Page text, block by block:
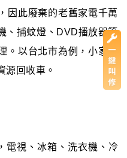
因此廢棄的老舊家電千萬
、捕蚊燈、DVD播放器等
。以台北市為例，小家電
源回收車。
電視、冰箱、洗衣機、冷